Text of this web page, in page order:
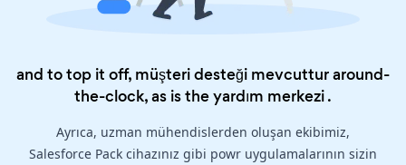
and to top it off, müşteri desteği mevcuttur around-
the-clock, as is theyardım merkezi.
Ayrıca, uzman mühendislerden oluşan ekibimiz,
Salesforce Pack cihazınız gibi powr uygulamalarının sizin